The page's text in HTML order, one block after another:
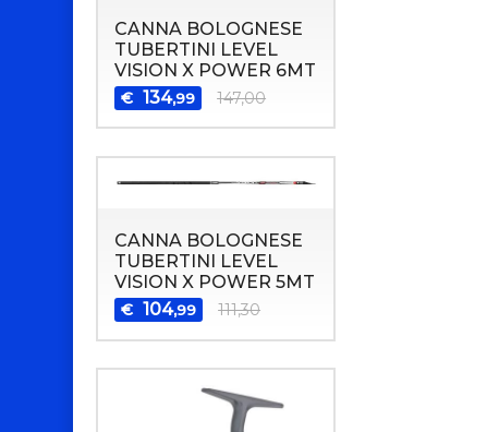
CANNA BOLOGNESE
TUBERTINI LEVEL
VISION X POWER 6MT
€ 134,99 147,00
CANNA BOLOGNESE
TUBERTINI LEVEL
VISION X POWER 5MT
€ 104,99 111,30